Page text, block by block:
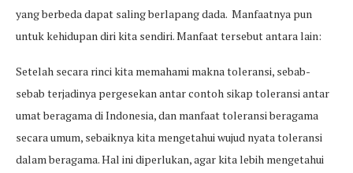
yang berbeda dapat saling berlapang dada. Manfaatnya pun
untuk kehidupan diri kita sendiri. Manfaat tersebut antara lain:
Setelah secara rinci kita memahami makna toleransi, sebab-
sebab terjadinya pergesekan antar contoh sikap toleransi antar
umat beragama di Indonesia, dan manfaat toleransi beragama
secara umum, sebaiknya kita mengetahui wujud nyata toleransi
dalam beragama. Hal ini diperlukan, agar kita lebih mengetahui